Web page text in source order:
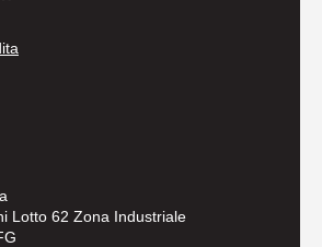
Lotto 62 Zona Industriale